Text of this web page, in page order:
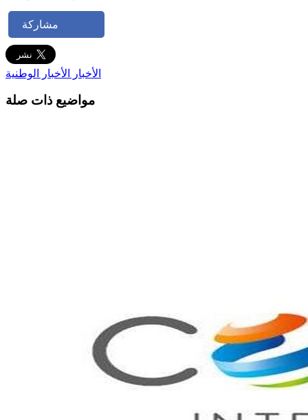
مشاركة
الأخبار الأخبار الوطنية
مواضيع ذات صلة